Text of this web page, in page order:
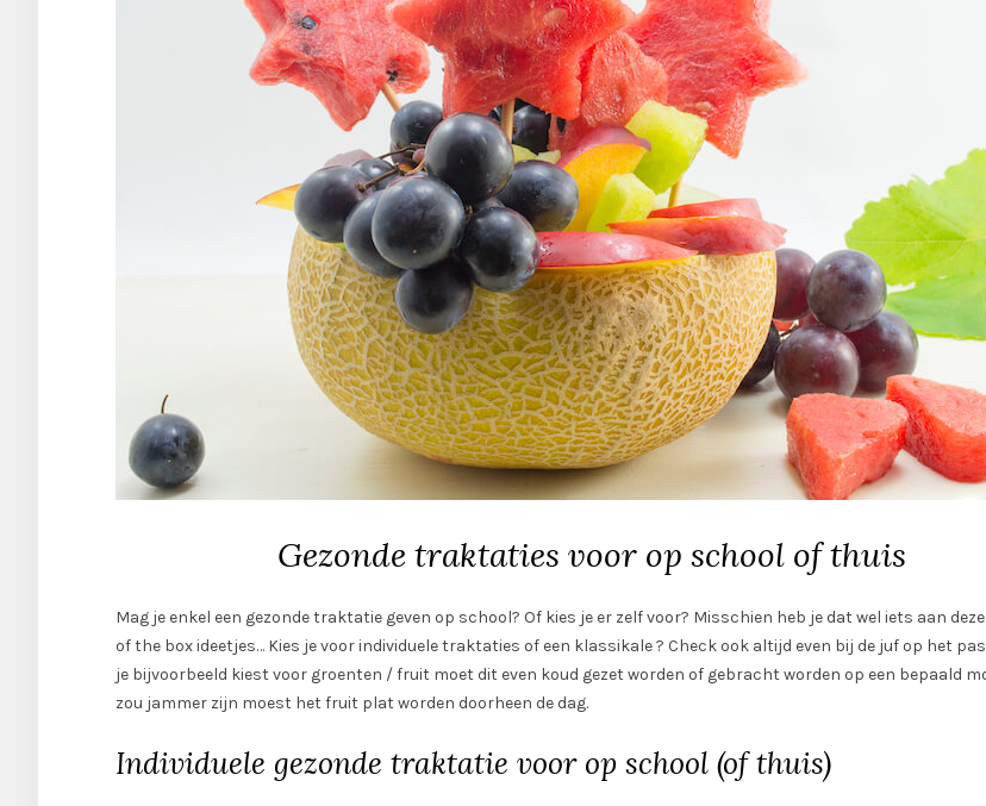
Gezonde traktaties voor op school of thuis
Mag je enkel een gezonde traktatie geven op school? Of kies je er zelf voor? Misschien heb je dat wel iets aan
of the box ideetjes… Kies je voor individuele traktaties of een klassikale ? Check ook altijd even bij de juf op het
je bijvoorbeeld kiest voor groenten / fruit moet dit even koud gezet worden of gebracht worden op een bepaald
zou jammer zijn moest het fruit plat worden doorheen de dag.
Individuele gezonde traktatie voor op school (of thuis)